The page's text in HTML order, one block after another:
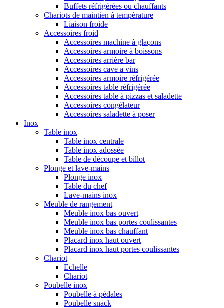
Buffets réfrigérées ou chauffants
Chariots de maintien à tempèrature
Liaison froide
Accessoires froid
Accessoires machine à glaçons
Accessoires armoire à boissons
Accessoires arrière bar
Accessoires cave a vins
Accessoires armoire réfrigérée
Accessoires table réfrigérée
Accessoires table à pizzas et saladette
Accessoires congélateur
Accessoires saladette à poser
Inox
Table inox
Table inox centrale
Table inox adossée
Table de découpe et billot
Plonge et lave-mains
Plonge inox
Table du chef
Lave-mains inox
Meuble de rangement
Meuble inox bas ouvert
Meuble inox bas portes coulissantes
Meuble inox bas chauffant
Placard inox haut ouvert
Placard inox haut portes coulissantes
Chariot
Echelle
Chariot
Poubelle inox
Poubelle à pédales
Poubelle snack